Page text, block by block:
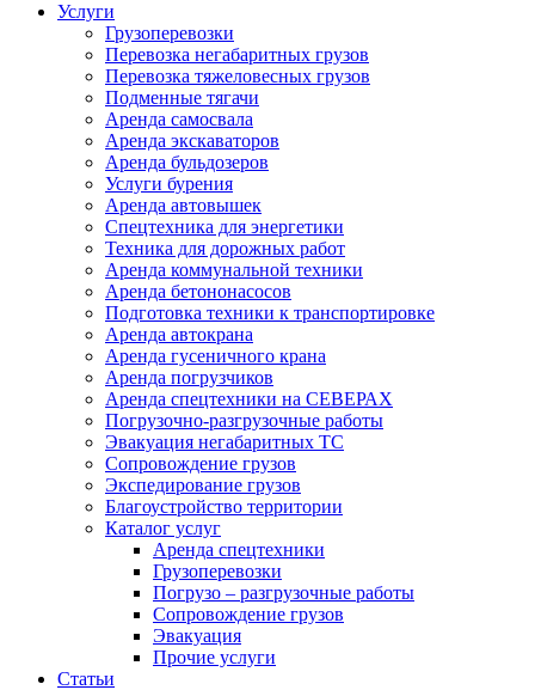
Услуги
Грузоперевозки
Перевозка негабаритных грузов
Перевозка тяжеловесных грузов
Подменные тягачи
Аренда самосвала
Аренда экскаваторов
Аренда бульдозеров
Услуги бурения
Аренда автовышек
Спецтехника для энергетики
Техника для дорожных работ
Аренда коммунальной техники
Аренда бетононасосов
Подготовка техники к транспортировке
Аренда автокрана
Аренда гусеничного крана
Аренда погрузчиков
Аренда спецтехники на СЕВЕРАХ
Погрузочно-разгрузочные работы
Эвакуация негабаритных ТС
Сопровождение грузов
Экспедирование грузов
Благоустройство территории
Каталог услуг
Аренда спецтехники
Грузоперевозки
Погрузо – разгрузочные работы
Сопровождение грузов
Эвакуация
Прочие услуги
Статьи